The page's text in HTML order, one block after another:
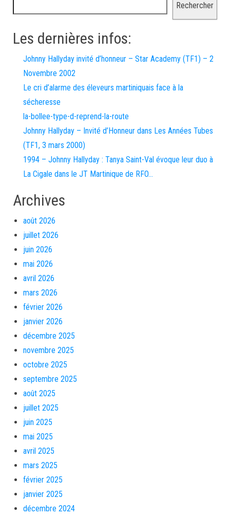
Rechercher
Les dernières infos:
Johnny Hallyday invité d’honneur – Star Academy (TF1) – 2
Novembre 2002
Le cri d’alarme des éleveurs martiniquais face à la
sécheresse
la-bollee-type-d-reprend-la-route
Johnny Hallyday – Invité d’Honneur dans Les Années Tubes
(TF1, 3 mars 2000)
1994 – Johnny Hallyday : Tanya Saint-Val évoque leur duo à
La Cigale dans le JT Martinique de RFO…
Archives
août 2026
juillet 2026
juin 2026
mai 2026
avril 2026
mars 2026
février 2026
janvier 2026
décembre 2025
novembre 2025
octobre 2025
septembre 2025
août 2025
juillet 2025
juin 2025
mai 2025
avril 2025
mars 2025
février 2025
janvier 2025
décembre 2024